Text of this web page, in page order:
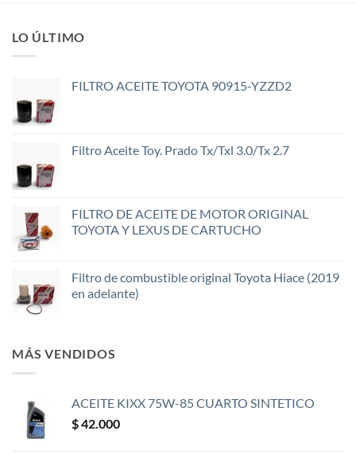
LO ÚLTIMO
FILTRO ACEITE TOYOTA 90915-YZZD2
Filtro Aceite Toy. Prado Tx/Txl 3.0/Tx 2.7
FILTRO DE ACEITE DE MOTOR ORIGINAL
TOYOTA Y LEXUS DE CARTUCHO
Filtro de combustible original Toyota Hiace (2019
en adelante)
MÁS VENDIDOS
ACEITE KIXX 75W-85 CUARTO SINTETICO
$42.000